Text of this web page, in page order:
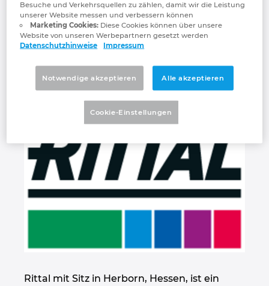
Rittal mit Sitz in Herborn, Hessen, ist ein
Deutschland
Großbritannien
Indien
Indonesien
Besuche und Verkehrsquellen zu zählen, damit wir die Leistung
unserer Website messen und verbessern können
Marketing Cookies:Diese Cookies können über unsere
Website von unseren Werbepartnern gesetzt werden
Datenschutzhinweise
Impressum
Notwendige akzeptieren Alle akzeptieren
Cookie-Einstellungen